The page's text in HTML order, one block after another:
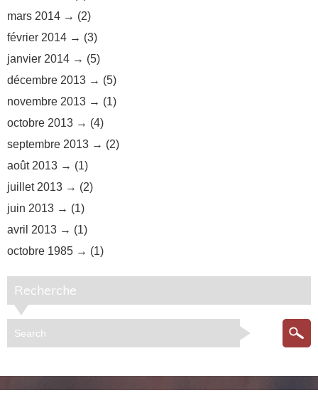
mars 2014
(2)
février 2014
(3)
janvier 2014
(5)
décembre 2013
(5)
novembre 2013
(1)
octobre 2013
(4)
septembre 2013
(2)
août 2013
(1)
juillet 2013
(2)
juin 2013
(1)
avril 2013
(1)
octobre 1985
(1)
Recherche